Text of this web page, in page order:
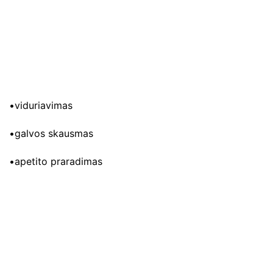
•viduriavimas
•galvos skausmas
•apetito praradimas